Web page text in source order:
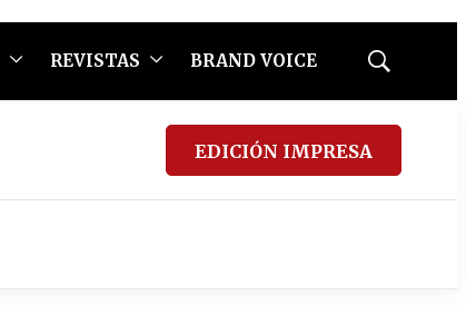
REVISTAS BRAND VOICE
Mostrar
EDICIÓN IMPRESA